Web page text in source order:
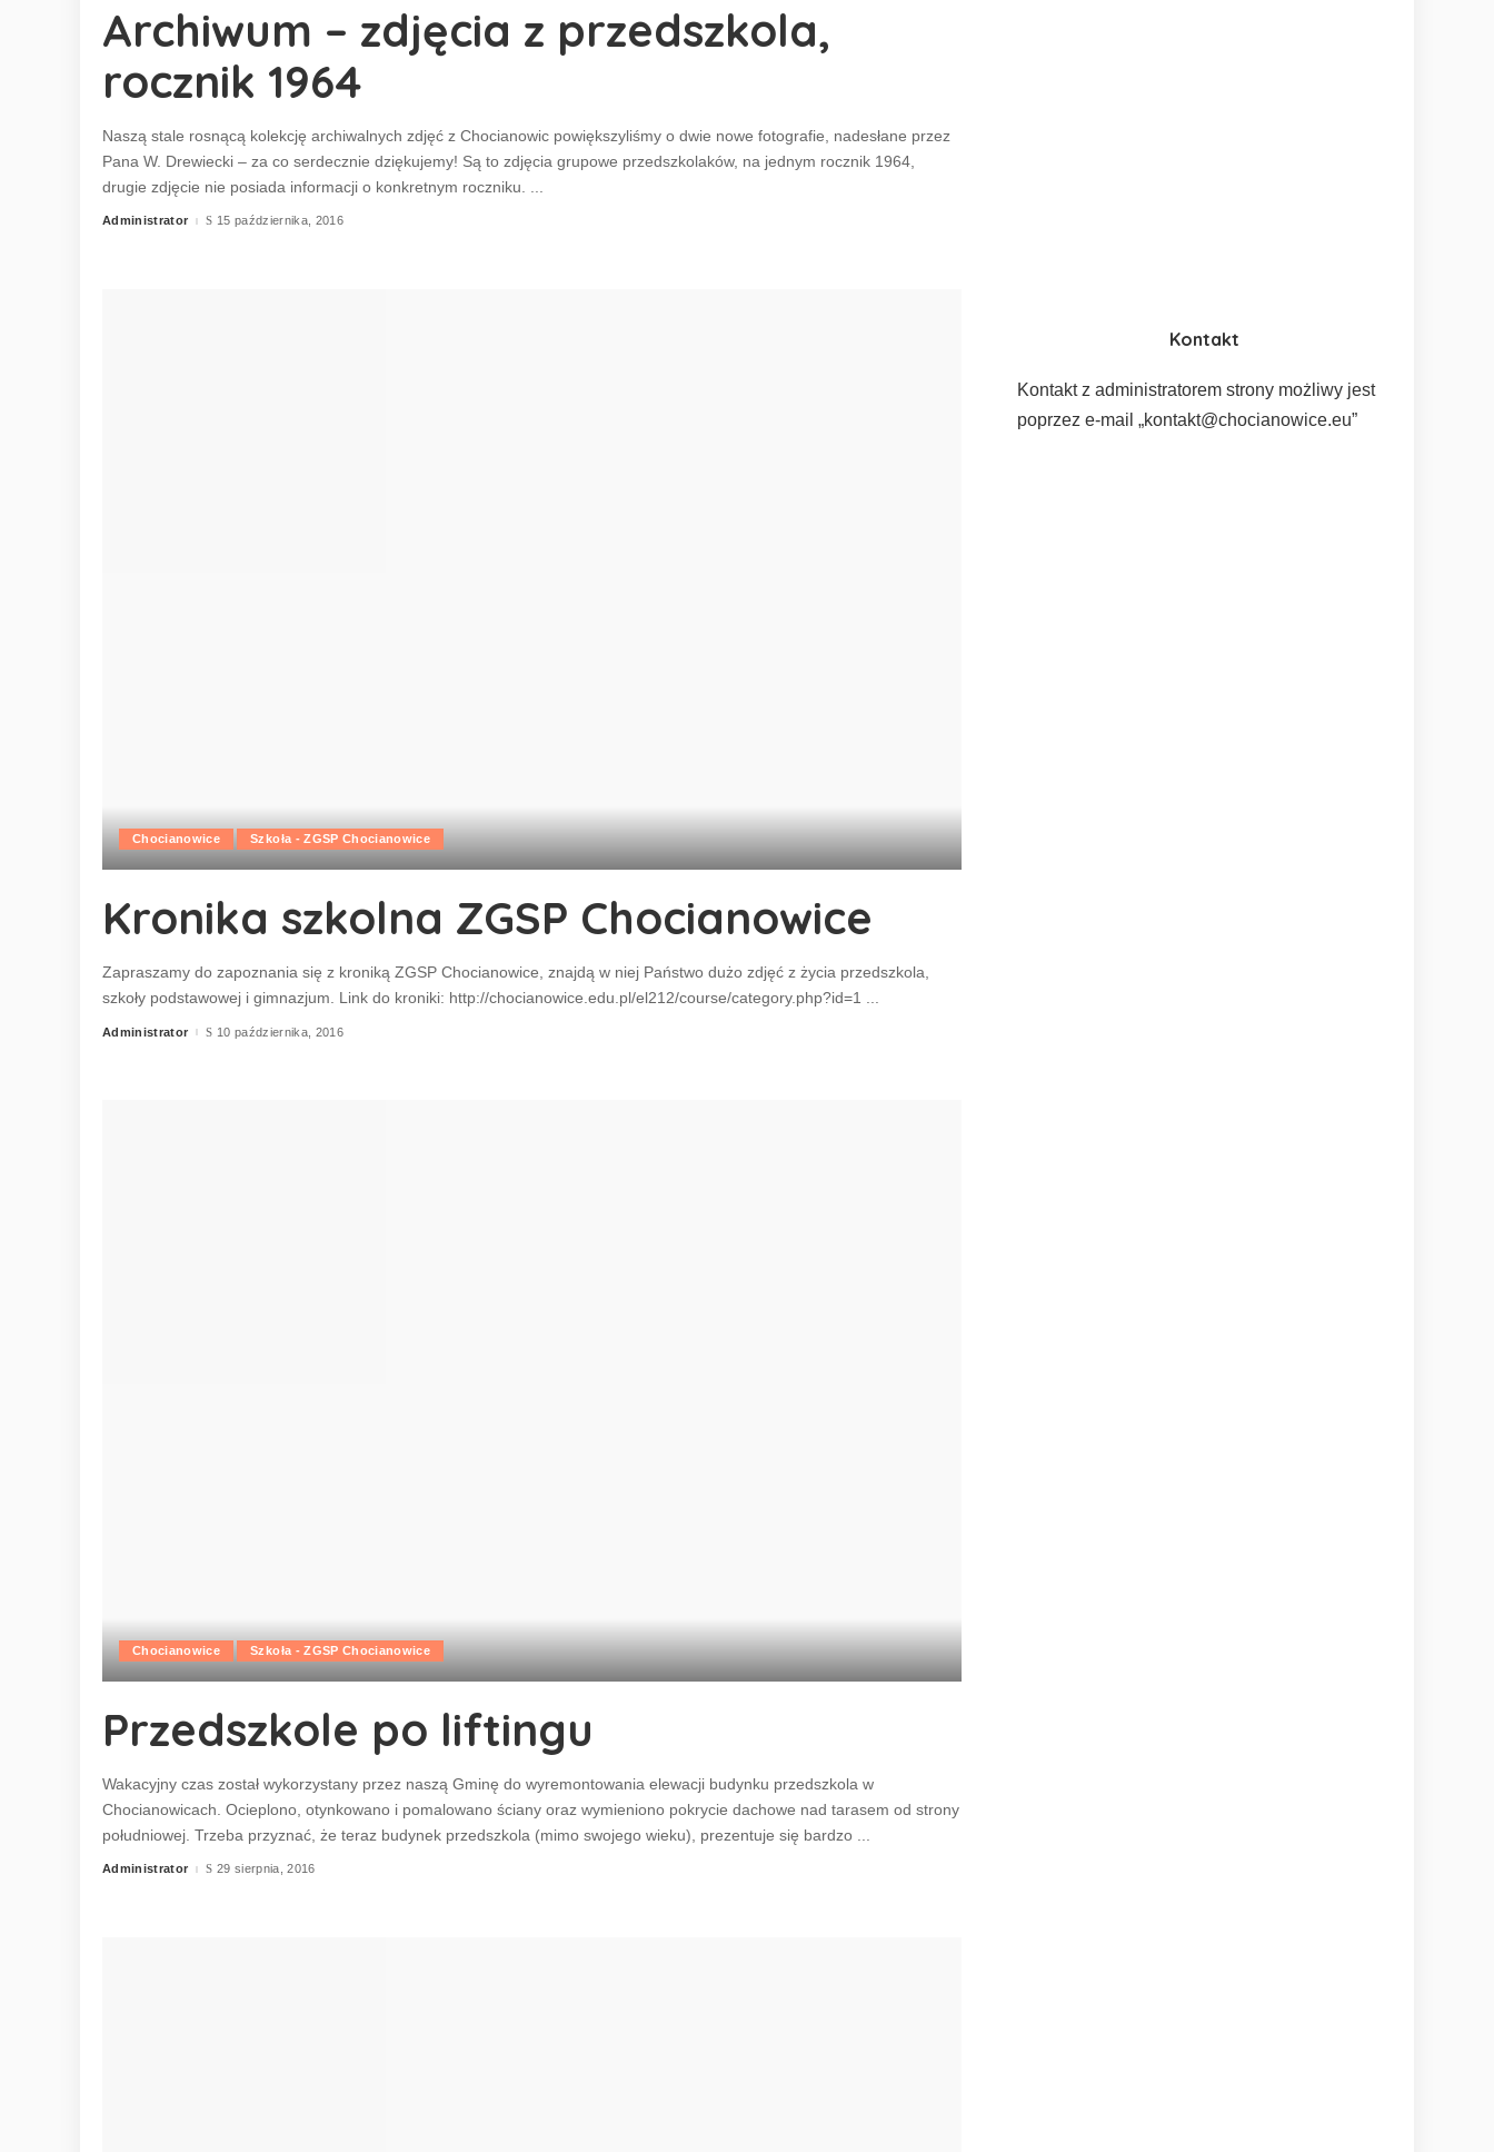
Archiwum – zdjęcia z przedszkola,
rocznik 1964
Naszą stale rosnącą kolekcję archiwalnych zdjęć z Chocianowic powiększyliśmy o dwie nowe fotografie, nadesłane przez
Pana W. Drewiecki – za co serdecznie dziękujemy! Są to zdjęcia grupowe przedszkolaków, na jednym rocznik 1964,
drugie zdjęcie nie posiada informacji o konkretnym roczniku.
Posted
Administrator 15 października, 2016
Chocianowice Szkoła - ZGSP Chocianowice
Kronika szkolna ZGSP Chocianowice
Zapraszamy do zapoznania się z kroniką ZGSP Chocianowice, znajdą w niej Państwo dużo zdjęć z życia przedszkola,
szkoły podstawowej i gimnazjum. Link do kroniki: http://chocianowice.edu.pl/el212/course/category.php?id=1 ...
Posted
Administrator 10 października, 2016
Chocianowice Szkoła - ZGSP Chocianowice
Przedszkole po liftingu
Wakacyjny czas został wykorzystany przez naszą Gminę do wyremontowania elewacji budynku przedszkola w
Chocianowicach. Ocieplono, otynkowano i pomalowano ściany oraz wymieniono pokrycie dachowe nad tarasem od strony
południowej. Trzeba przyznać, że teraz budynek przedszkola (mimo swojego wieku), prezentuje się bardzo
Posted
Administrator 29 sierpnia, 2016
Kontakt
Kontakt z administratorem strony możliwy jest
poprzez e-mail „kontakt@chocianowice.eu”